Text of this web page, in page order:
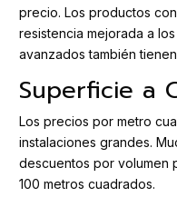
precio. Los productos
resistencia mejorada a
avanzados también
Superficie a
Los precios por metro
instalaciones grandes.
descuentos por volumen
100 metros cuadrados.